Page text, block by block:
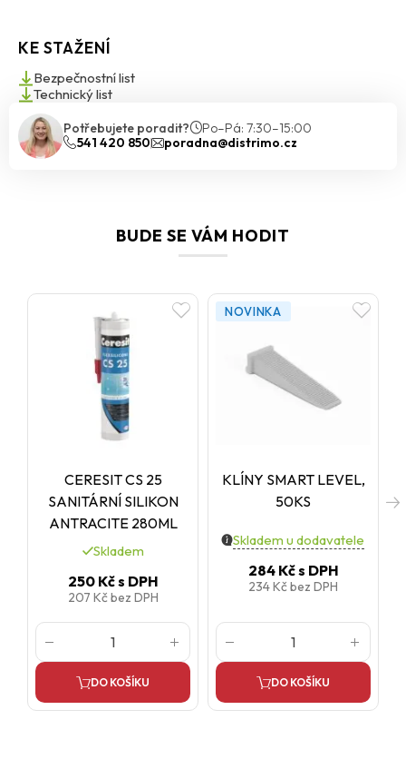
KE STAŽENÍ
Bezpečnostní list
Technický list
Potřebujete poradit?
Po–Pá: 7:30–15:00
541 420 850
poradna@distrimo.cz
BUDE SE VÁM HODIT
CERESIT CS 25
SANITÁRNÍ SILIKON
ANTRACITE 280ML
Skladem
250 Kčs DPH
207 Kčbez DPH
DO KOŠÍKU
NOVINKA
KLÍNY SMART LEVEL,
50KS
Skladem u dodavatele
284 Kčs DPH
234 Kčbez DPH
DO KOŠÍKU